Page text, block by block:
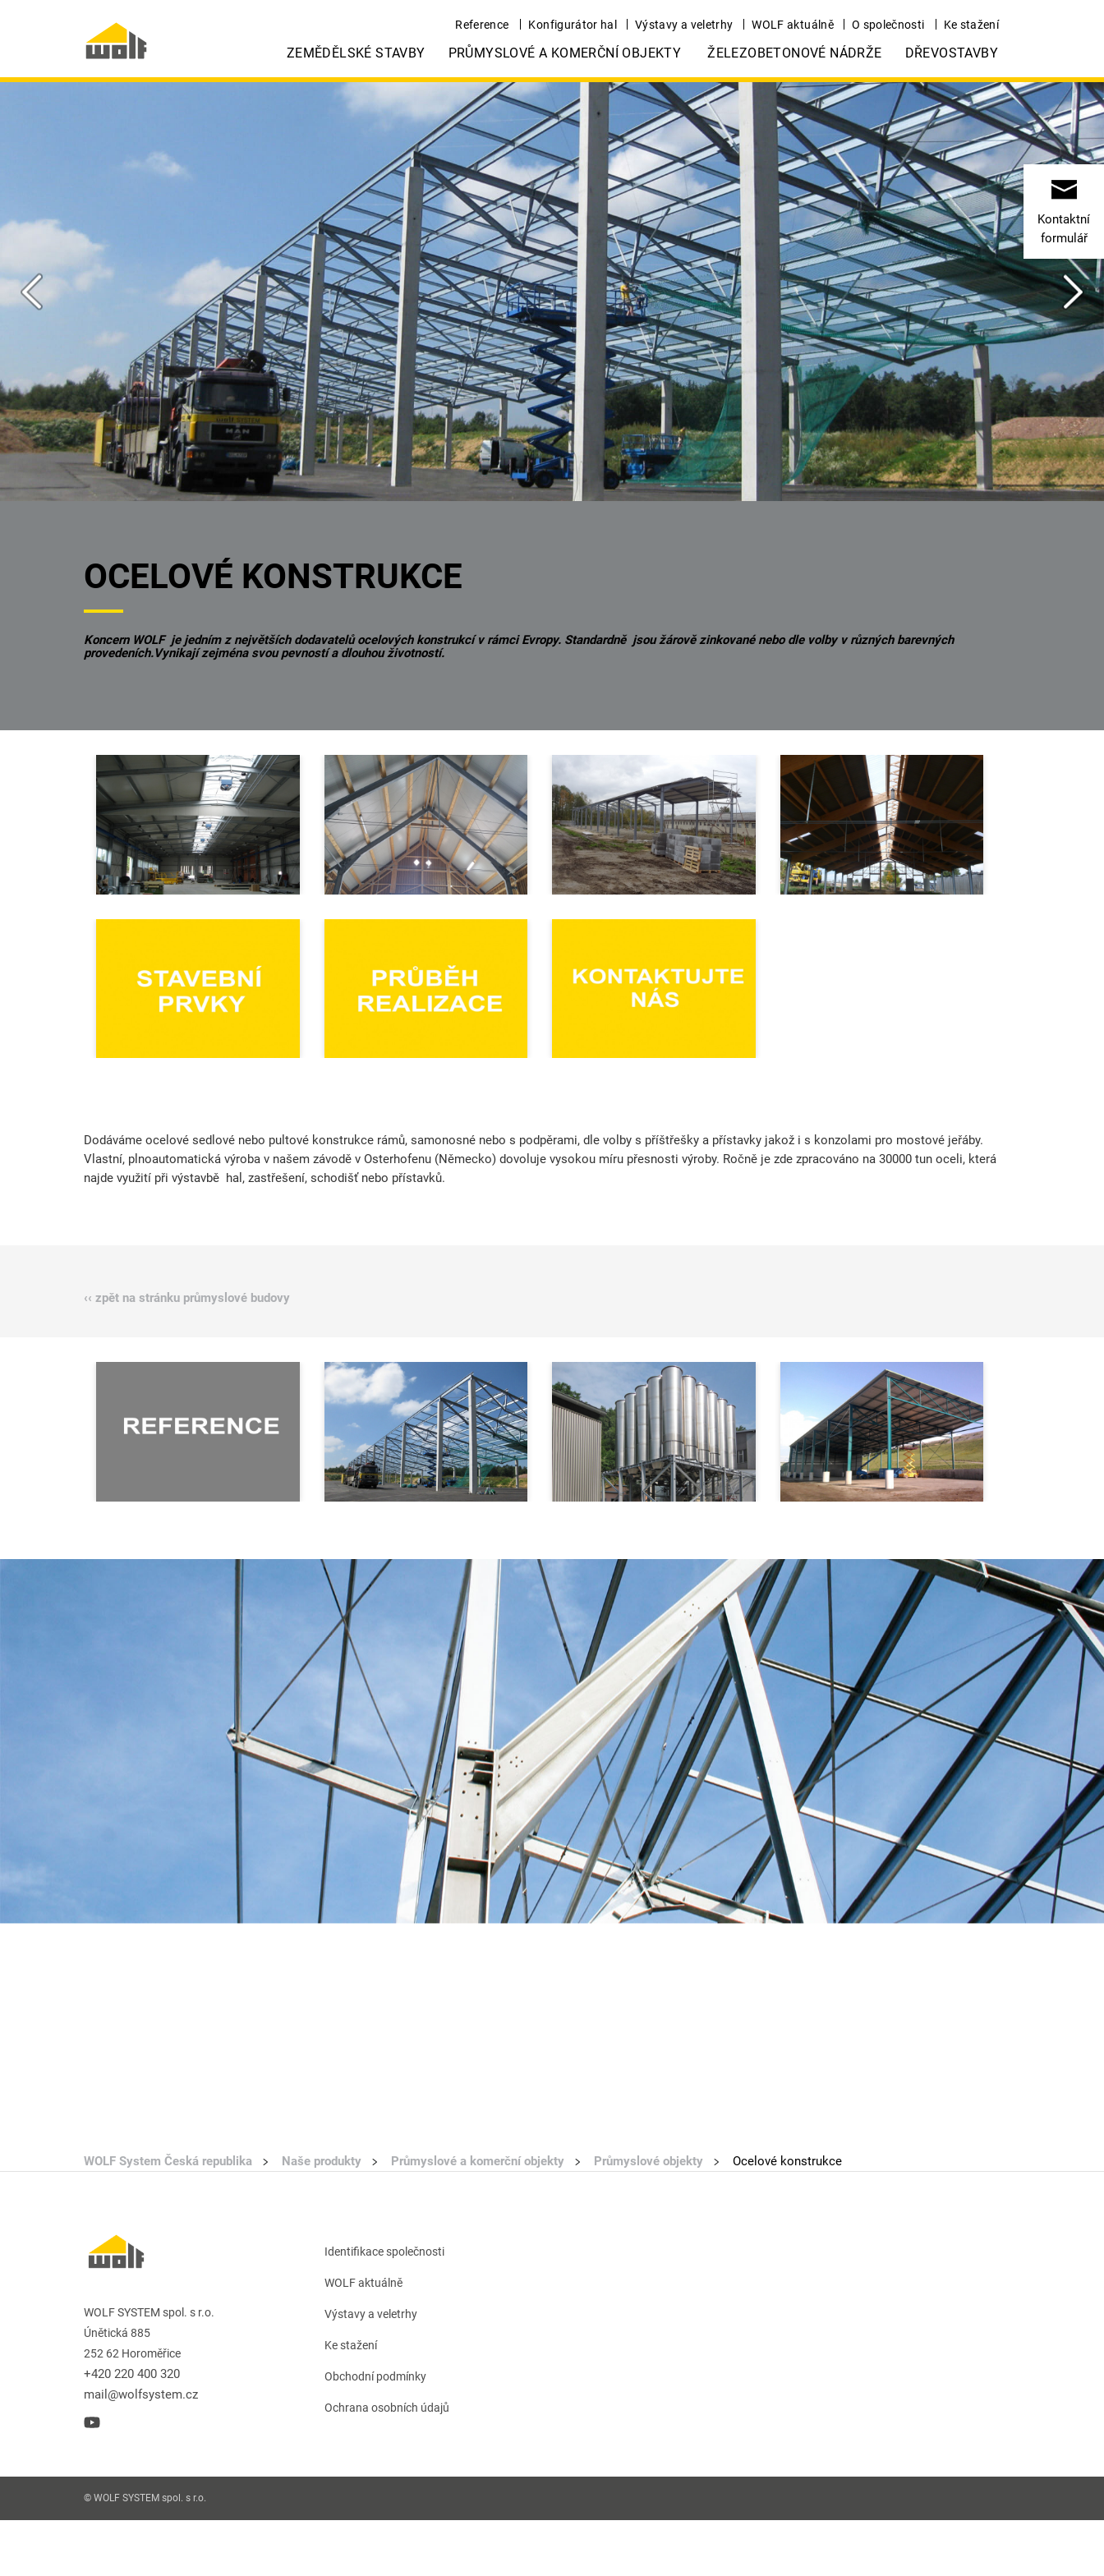
Reference Konfigurátor hal Výstavy a veletrhy WOLF aktuálně O společnosti Ke stažení
ZEMĚDĚLSKÉ STAVBY PRŮMYSLOVÉ A KOMERČNÍ OBJEKTY ŽELEZOBETONOVÉ NÁDRŽE DŘEVOSTAVBY
Kontaktní
formulář
OCELOVÉ KONSTRUKCE
Koncern WOLF je jedním z největších dodavatelů ocelových konstrukcí v rámci Evropy. Standardně jsou žárově zinkované nebo dle volby v různých barevných
provedeních.Vynikají zejména svou pevností a dlouhou životností.
Dodáváme ocelové sedlové nebo pultové konstrukce rámů, samonosné nebo s podpěrami, dle volby s příštřešky a přístavky jakož i s konzolami pro mostové jeřáby.
Vlastní, plnoautomatická výroba v našem závodě v Osterhofenu (Německo) dovoluje vysokou míru přesnosti výroby. Ročně je zde zpracováno na 30000 tun oceli, která
najde využití při výstavbě hal, zastřešení, schodišť nebo přístavků.
‹‹ zpět na stránku průmyslové budovy
WOLF System Česká republika Naše produkty Průmyslové a komerční objekty Průmyslové objekty Ocelové konstrukce
WOLF SYSTEM spol. s r.o.
Únětická 885
252 62 Horoměřice
+420 220 400 320
mail@wolfsystem.cz
Identifikace společnosti
WOLF aktuálně
Výstavy a veletrhy
Ke stažení
Obchodní podmínky
Ochrana osobních údajů
© WOLF SYSTEM spol. s r.o.